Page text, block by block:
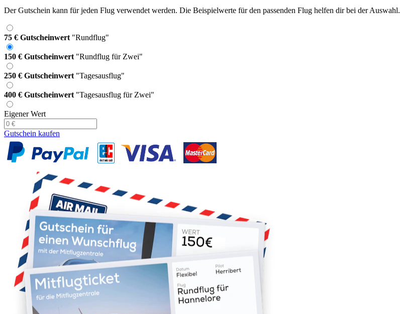
Der Gutschein kann für jeden Flug verwendet werden. Die Beispielwerte für den passenden Flug helfen dir bei der Auswahl.
75 € Gutscheinwert "Rundflug"
150 € Gutscheinwert "Rundflug für Zwei"
250 € Gutscheinwert "Tagesausflug"
400 € Gutscheinwert "Tagesausflug für Zwei"
Eigener Wert
Gutschein kaufen